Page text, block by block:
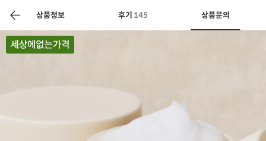
상품정보 후기 145 상품문의
주문/배송